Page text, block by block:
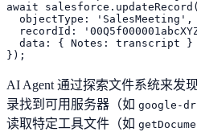
await
  objectType: 'SalesMeeting',
recordId:
  data: { Notes: transcript }
AI Agent 通过探索文件系统来发
录找到可用服务器（如 google-
读取特定工具文件（如